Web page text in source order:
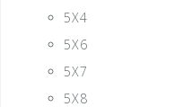
5X4
5X6
5X7
5X8